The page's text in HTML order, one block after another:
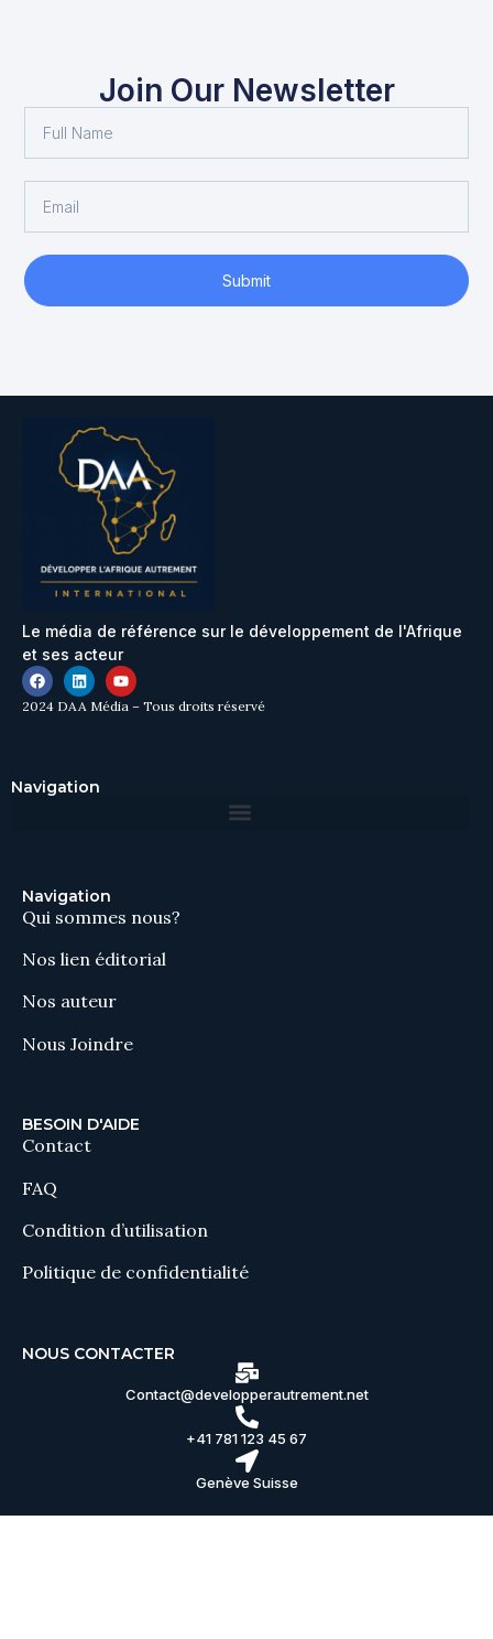
Join Our Newsletter
Submit
Le média de référence sur le développement de l'Afrique
et ses acteur
2024 DAA Média – Tous droits réservé
Navigation
Navigation
Qui sommes nous?
Nos lien éditorial
Nos auteur
Nous Joindre
BESOIN D'AIDE
Contact
FAQ
Condition d’utilisation
Politique de confidentialité
NOUS CONTACTER
Contact@developperautrement.net
+41 781 123 45 67
Genève Suisse